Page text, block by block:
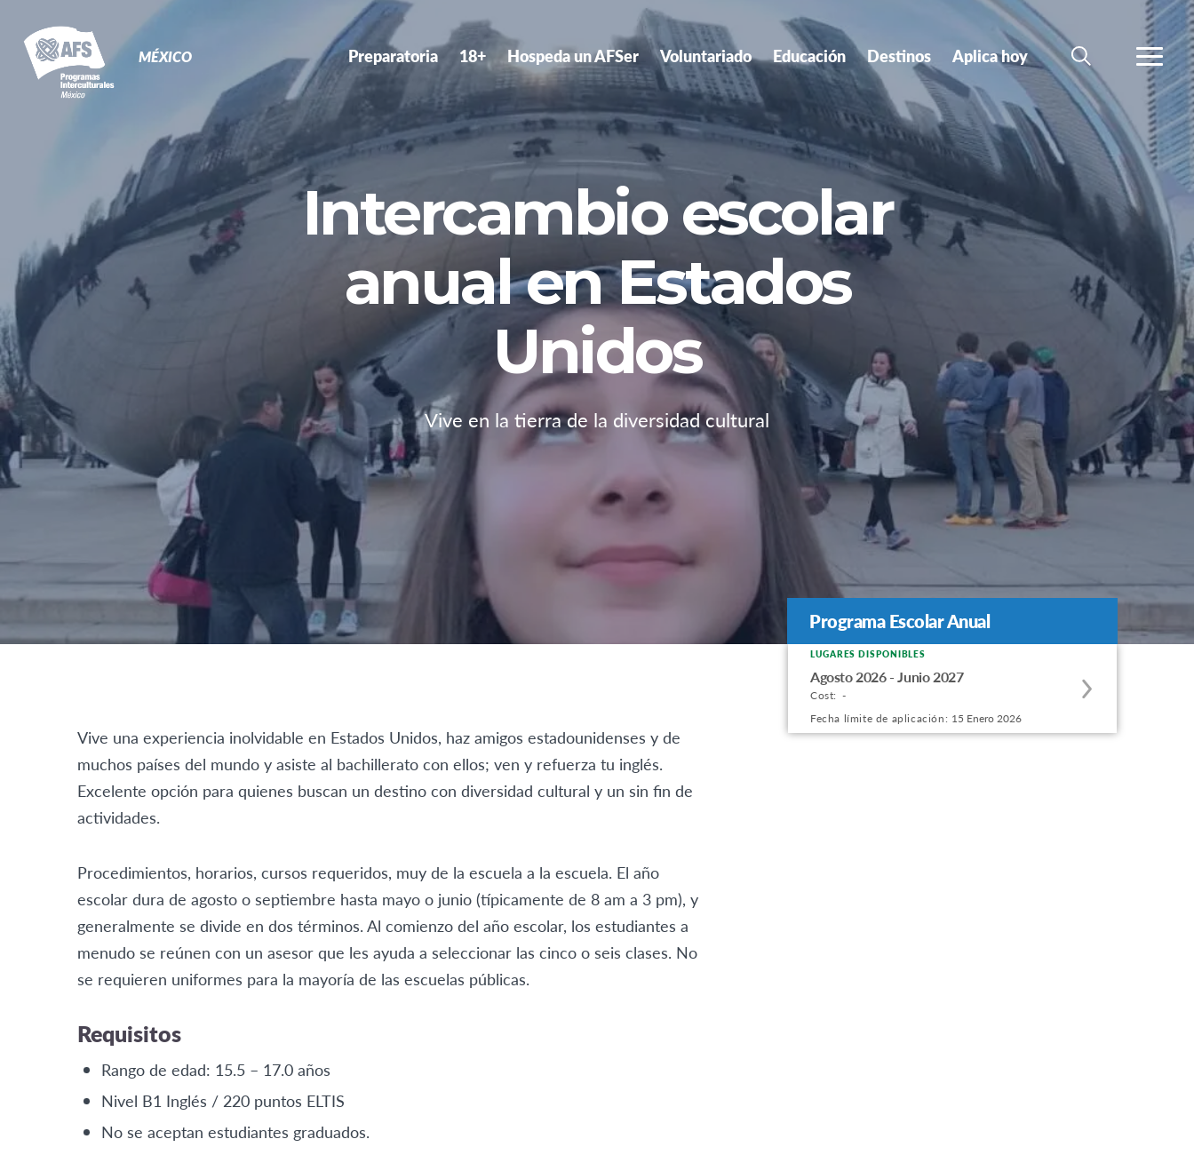
MÉXICO Preparatoria 18+ Hospeda un AFSer Voluntariado Educación Destinos Aplica hoy
BUSCAR MÁS
Intercambio escolar
anual en Estados
Unidos
Vive en la tierra de la diversidad cultural
Programa Escolar Anual
Programa Escolar Anual
Apply
to
this
program
LUGARES DISPONIBLES
Agosto 2026 - Junio 2027
Cost: -
Fecha límite de aplicación: 15 Enero 2026
Vive una experiencia inolvidable en Estados Unidos, haz amigos estadounidenses y de
muchos países del mundo y asiste al bachillerato con ellos; ven y refuerza tu inglés.
Excelente opción para quienes buscan un destino con diversidad cultural y un sin fin de
actividades.
Procedimientos, horarios, cursos requeridos, muy de la escuela a la escuela. El año
escolar dura de agosto o septiembre hasta mayo o junio (típicamente de 8 am a 3 pm), y
generalmente se divide en dos términos. Al comienzo del año escolar, los estudiantes a
menudo se reúnen con un asesor que les ayuda a seleccionar las cinco o seis clases. No
se requieren uniformes para la mayoría de las escuelas públicas.
Requisitos
Rango de edad: 15.5 – 17.0 años
Nivel B1 Inglés / 220 puntos ELTIS
No se aceptan estudiantes graduados.
Campamento de Re-
Orientación